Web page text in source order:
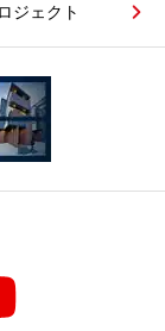
ジェクト